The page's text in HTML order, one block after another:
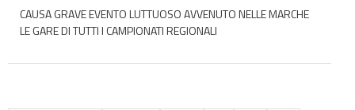
CAUSA GRAVE EVENTO LUTTUOSO AVVENUTO NELLE MARCHE
LE GARE DI TUTTI I CAMPIONATI REGIONALI